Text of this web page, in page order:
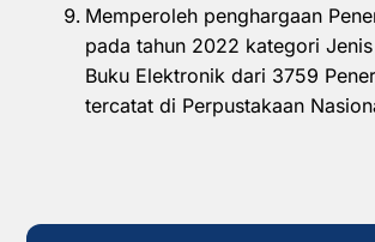
Memperoleh penghargaan
pada tahun 2022 kategori
Buku Elektronik dari 3759
tercatat di Perpustakaan